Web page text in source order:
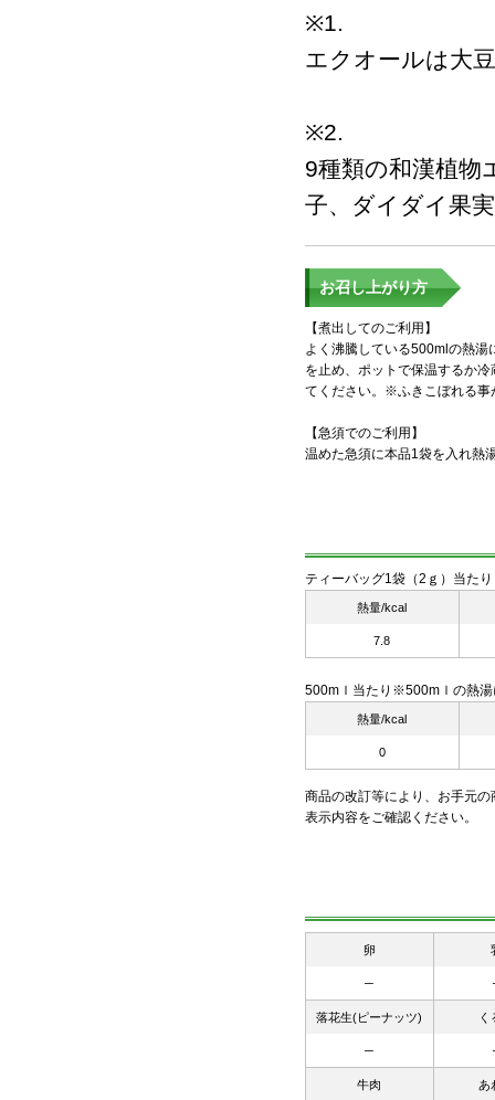
※1.
エクオールは大
※2.
9種類の和漢植物
子、ダイダイ果
お召し上がり方
【煮出してのご利用】
よく沸騰している500mlの熱湯
を止め、ポットで保温するか
てください。※ふきこぼれる事
【急須でのご利用】
温めた急須に本品1袋を入れ熱
ティーバッグ1袋（2ｇ）当たり
熱量/kcal
7.8
500mｌ当たり※500mｌの熱湯
熱量/kcal
0
商品の改訂等により、お手元
表示内容をご確認ください。
卵
─
落花生(ピーナッツ) く
─
牛肉 あ